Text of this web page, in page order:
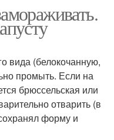
вида (белокочанную,
промыть. Если на
брюссельская или
отварить (в
форму и